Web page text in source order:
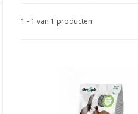
1 - 1 van 1 producten